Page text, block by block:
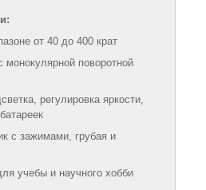
от 40 до 400 крат
монокулярной поворотной
регулировка яркости,
с зажимами, грубая и
учебы и научного хобби